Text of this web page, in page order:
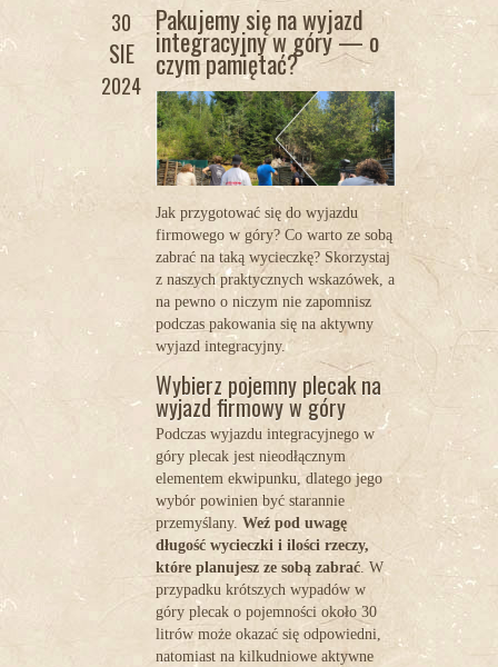
30
SIE
2024
Pakujemy się na wyjazd
integracyjny w góry — o
czym pamiętać?
Jak przygotować się do wyjazdu
firmowego w góry? Co warto ze sobą
zabrać na taką wycieczkę? Skorzystaj
z naszych praktycznych wskazówek, a
na pewno o niczym nie zapomnisz
podczas pakowania się na aktywny
wyjazd integracyjny.
Wybierz pojemny plecak na
wyjazd firmowy w góry
Podczas wyjazdu integracyjnego w
góry plecak jest nieodłącznym
elementem ekwipunku, dlatego jego
wybór powinien być starannie
przemyślany. Weź pod uwagę
długość wycieczki i ilości rzeczy,
które planujesz ze sobą zabrać . W
przypadku krótszych wypadów w
góry plecak o pojemności około 30
litrów może okazać się odpowiedni,
natomiast na kilkudniowe aktywne